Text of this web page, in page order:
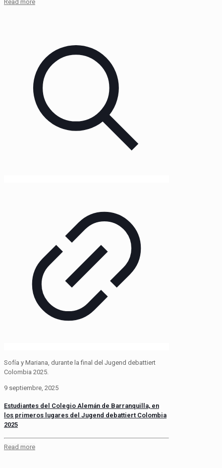
Read more
Sofía y Mariana, durante la final del Jugend debattiert
Colombia 2025.
9 septiembre, 2025
Estudiantes del Colegio Alemán de Barranquilla, en
los primeros lugares del Jugend debattiert Colombia
2025
Read more